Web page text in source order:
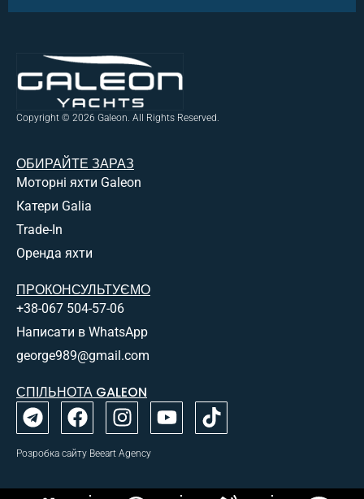
Copyright © 2026 Galeon. All Rights Reserved.
ОБИРАЙТЕ ЗАРАЗ
Моторні яхти Galeon
Катери Galia
Trade-In
Оренда яхти
ПРОКОНСУЛЬТУЄМО
+38-067 504-57-06
Написати в WhatsApp
george989@gmail.com
СПІЛЬНОТА GALEON
Розробка сайту Beeart Agency